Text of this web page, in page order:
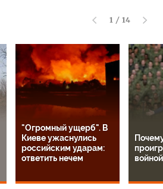
1 / 14
"Огромный ущерб". В
Киеве ужаснулись
российским ударам:
ответить нечем